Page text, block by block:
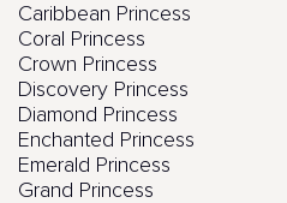
Caribbean Princess
Coral Princess
Crown Princess
Discovery Princess
Diamond Princess
Enchanted Princess
Emerald Princess
Grand Princess